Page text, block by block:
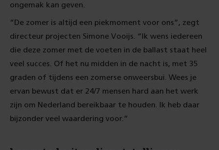
ongemak kan geven.
“De zomer is altijd een piekmoment voor ons”, zegt
directeur projecten Simone Vooijs. “Ik wens iedereen
die deze zomer met de voeten in de ballast staat heel
veel succes. Of het nu midden in de nacht is, met 35
graden of tijdens een zomerse onweersbui. Wees je
ervan bewust dat er 24/7 mensen hard aan het werk
zijn om Nederland bereikbaar te houden. Ik heb daar
bijzonder veel waardering voor.”